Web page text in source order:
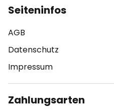
Seiteninfos
AGB
Datenschutz
Impressum
Zahlungsarten